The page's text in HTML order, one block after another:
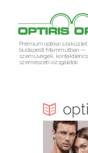
Prémium optikai szaküzlet
budapesti Mammutban —
szemüvegek,
szemészeti vizsgálatok.